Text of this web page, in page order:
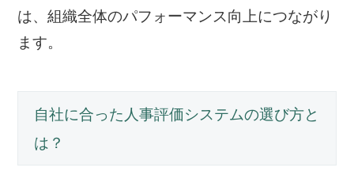
は、組織全体のパフォーマンス向上につながり
ます。
自社に合った人事評価システムの選び方と
は？